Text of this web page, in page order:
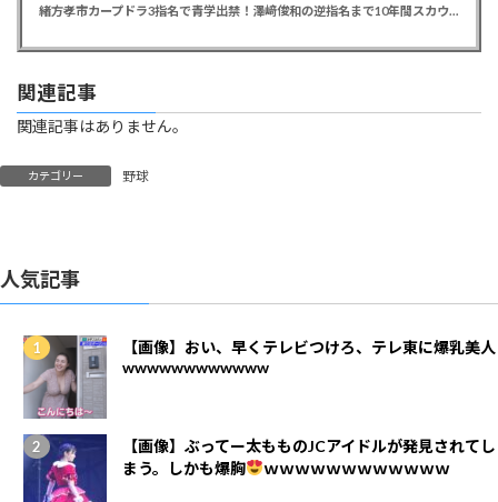
緒方孝市カープドラ3指名で青学出禁！澤﨑俊和の逆指名まで10年間スカウト出禁
関連記事
関連記事はありません。
カテゴリー 野球
人気記事
【画像】おい、早くテレビつけろ、テレ東に爆乳美人
wwwwwwwwwwww
【画像】ぶってー太もものJCアイドルが発見されてし
まう。しかも爆胸
ｗｗｗｗｗｗｗｗｗｗｗｗ